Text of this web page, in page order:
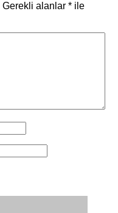
Gerekli alanlar * ile